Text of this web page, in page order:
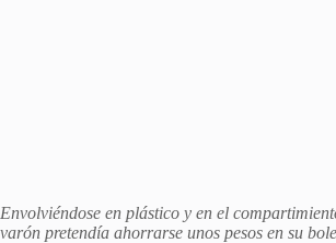
Envolviéndose en plástico y en el
varón pretendía ahorrarse unos pesos en su